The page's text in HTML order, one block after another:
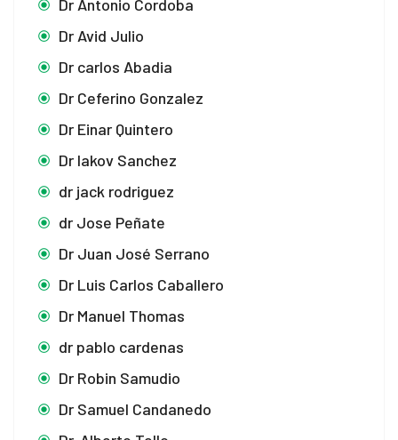
Dr Antonio Cordoba
Dr Avid Julio
Dr carlos Abadia
Dr Ceferino Gonzalez
Dr Einar Quintero
Dr Iakov Sanchez
dr jack rodriguez
dr Jose Peñate
Dr Juan José Serrano
Dr Luis Carlos Caballero
Dr Manuel Thomas
dr pablo cardenas
Dr Robin Samudio
Dr Samuel Candanedo